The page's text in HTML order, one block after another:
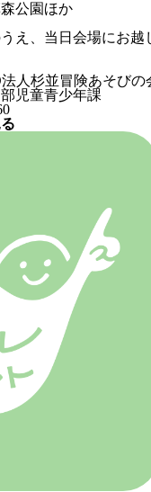
公園ほか
え、当日会場にお越
人杉並冒険あそび
児童青少年課